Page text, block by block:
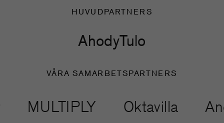
HUVUDPARTNERS
AhodyTulo
VÅRA SAMARBETSPARTNERS
Oktavilla